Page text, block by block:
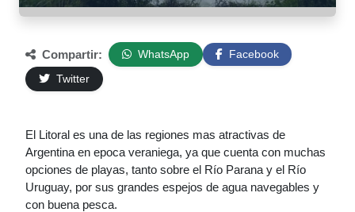
Compartir: WhatsApp
Facebook
Twitter
El Litoral es una de las regiones mas atractivas de
Argentina en epoca veraniega, ya que cuenta con muchas
opciones de playas, tanto sobre el Río Parana y el Río
Uruguay, por sus grandes espejos de agua navegables y
con buena pesca.